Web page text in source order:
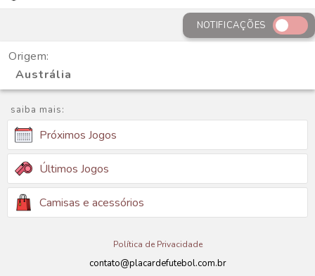
NOTIFICAÇÕES
Origem:
Austrália
saiba mais:
Próximos Jogos
Últimos Jogos
Camisas e acessórios
Política de Privacidade
contato@placardefutebol.com.br